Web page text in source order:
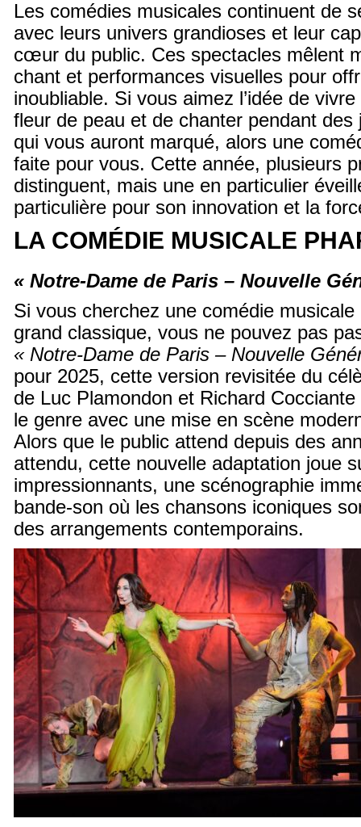
Les comédies musicales continuent de
avec leurs univers grandioses et leur
cœur du public. Ces spectacles mêlent
chant et performances visuelles pour
inoubliable. Si vous aimez l’idée de
fleur de peau et de chanter pendant des
qui vous auront marqué, alors une
faite pour vous. Cette année, plusieurs
distinguent, mais une en particulier
particulière pour son innovation et la
LA COMÉDIE MUSICALE
« Notre-Dame de Paris – Nouvelle
Si vous cherchez une comédie
grand classique, vous ne pouvez pas
« Notre-Dame de Paris – Nouvelle
pour 2025, cette version revisitée du
de Luc Plamondon et Richard
le genre avec une mise en scène
Alors que le public attend depuis des
attendu, cette nouvelle adaptation joue
impressionnants, une scénographie
bande-son où les chansons iconiques
des arrangements contemporains.